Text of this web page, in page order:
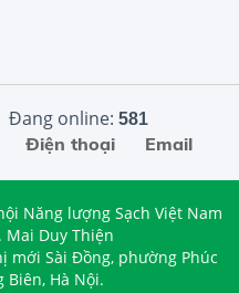
Đang online: 581
Email
Điện thoại
Năng lượng Sạch Việt Nam
Mai Duy Thiện
mới Sài Đồng, phường Phúc
Biên, Hà Nội.